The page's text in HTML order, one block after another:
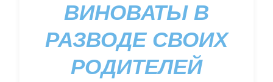
ВИНОВАТЫ В
РАЗВОДЕ СВОИХ
РОДИТЕЛЕЙ